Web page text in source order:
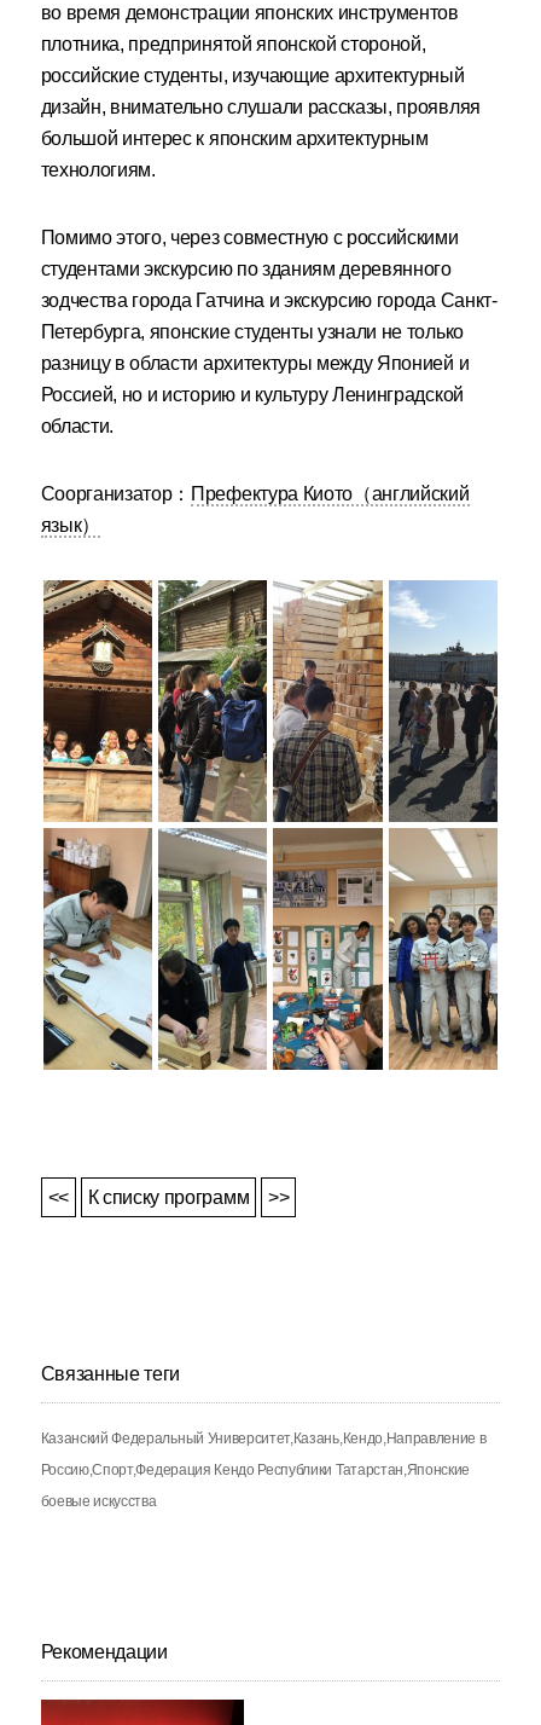
во время демонстрации японских инструментов
плотника, предпринятой японской стороной,
российские студенты, изучающие архитектурный
дизайн, внимательно слушали рассказы, проявляя
большой интерес к японским архитектурным
технологиям.
Помимо этого, через совместную с российскими
студентами экскурсию по зданиям деревянного
зодчества города Гатчина и экскурсию города Санкт-
Петербурга, японские студенты узнали не только
разницу в области архитектуры между Японией и
Россией, но и историю и культуру Ленинградской
области.
Соорганизатор： Префектура Киото（английский
язык）
<< К списку программ >>
Связанные теги
Казанский Федеральный УниверситетКазаньКендо Направление в
РоссиюСпортФедерация Кендо Республики Татарстан Японские
боевые искусства
Рекомендации